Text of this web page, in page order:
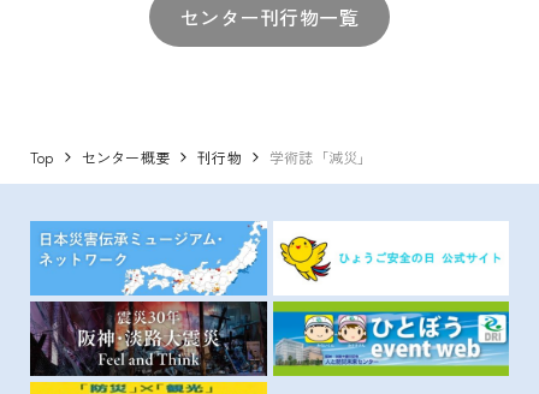
センター刊行物一覧
Top センター概要 刊行物 学術誌「減災」